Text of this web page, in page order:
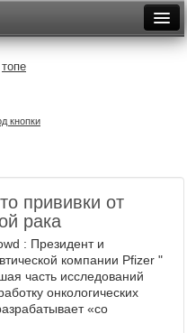
топе
кнопки
прививки от
рака
: Президент и
компании Pfizer "
часть исследований
онкологических
«со